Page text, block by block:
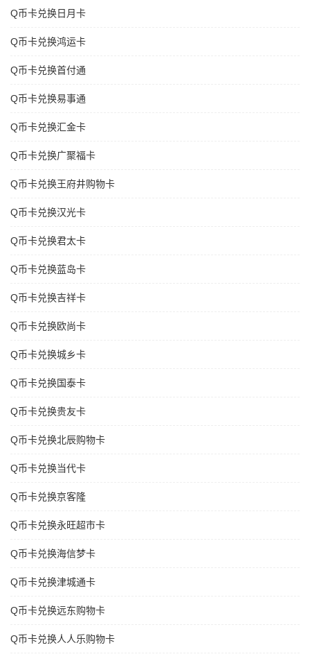
Q币卡兑换日月卡
Q币卡兑换鸿运卡
Q币卡兑换首付通
Q币卡兑换易事通
Q币卡兑换汇金卡
Q币卡兑换广聚福卡
Q币卡兑换王府井购物卡
Q币卡兑换汉光卡
Q币卡兑换君太卡
Q币卡兑换蓝岛卡
Q币卡兑换吉祥卡
Q币卡兑换欧尚卡
Q币卡兑换城乡卡
Q币卡兑换国泰卡
Q币卡兑换贵友卡
Q币卡兑换北辰购物卡
Q币卡兑换当代卡
Q币卡兑换京客隆
Q币卡兑换永旺超市卡
Q币卡兑换海信梦卡
Q币卡兑换津城通卡
Q币卡兑换远东购物卡
Q币卡兑换人人乐购物卡